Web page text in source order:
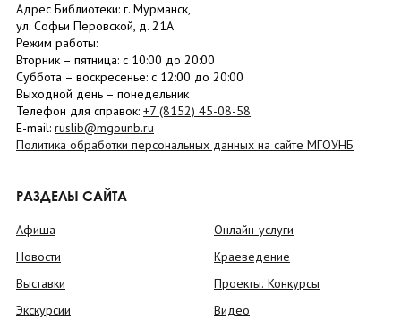
Адрес Библиотеки: г. Мурманск,
ул. Софьи Перовской, д. 21А
Режим работы:
Вторник – пятница: с 10:00 до 20:00
Суббота – воскресенье: c 12:00 до 20:00
Выходной день – понедельник
Телефон для справок: +7 (8152) 45-08-58
E-mail: ruslib@mgounb.ru
Политика обработки персональных данных на сайте МГОУНБ
РАЗДЕЛЫ САЙТА
Афиша
Новости
Выставки
Экскурсии
Онлайн-услуги
Краеведение
Проекты. Конкурсы
Видео